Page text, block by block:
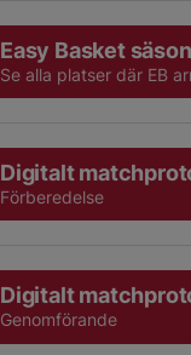
Easy Basket
Se alla platser där EB
Digitalt
Förberedelse
Digitalt
Genomförande